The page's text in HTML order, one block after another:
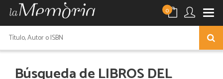
0
Búsqueda de LIBROS DEL